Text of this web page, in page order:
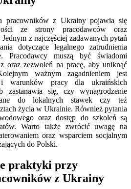
pracowników z Ukrainy pojawia się
ze strony pracodawców oraz
z najczęściej zadawanych pytań
dotyczące legalnego zatrudnienia
Pracodawcy muszą być świadomi
oraz zezwoleń na pracę, aby uniknąć
ważnym zagadnieniem jest
i warunków pracy dla ukraińskich
zastanawia się, czy wynagrodzenie
do lokalnych stawek czy też
życia w Ukrainie. Również pytania
oraz dostęp do szkoleń są
Warto także zwrócić uwagę na
oraz wsparciem socjalnym
do Polski.
praktyki przy
z Ukrainy